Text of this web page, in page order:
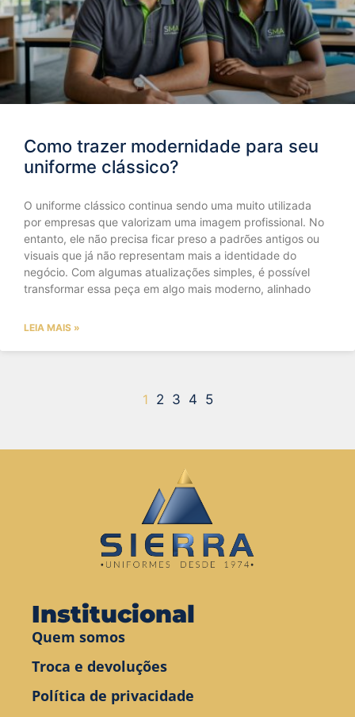
Como trazer modernidade para seu
uniforme clássico?
O uniforme clássico continua sendo uma muito utilizada
por empresas que valorizam uma imagem profissional. No
entanto, ele não precisa ficar preso a padrões antigos ou
visuais que já não representam mais a identidade do
negócio. Com algumas atualizações simples, é possível
transformar essa peça em algo mais moderno, alinhado
LEIA MAIS »
1 2 3 4 5
Institucional
Quem somos
Troca e devoluções
Política de privacidade